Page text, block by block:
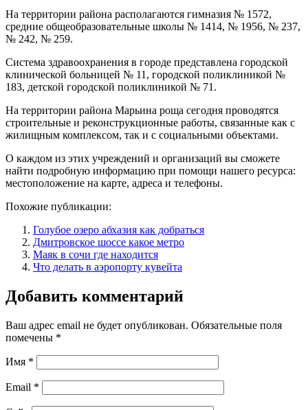
На территории района располагаются гимназия № 1572,
средние общеобразовательные школы № 1414, № 1956, № 237,
№ 242, № 259.
Система здравоохранения в городе представлена городской
клинической больницей № 11, городской поликлиникой №
183, детской городской поликлиникой № 71.
На территории района Марьина роща сегодня проводятся
строительные и реконструкционные работы, связанные как с
жилищным комплексом, так и с социальными объектами.
О каждом из этих учреждений и организаций вы сможете
найти подробную информацию при помощи нашего ресурса:
местоположение на карте, адреса и телефоны.
Похожие публикации:
Голубое озеро абхазия как добраться
Дмитровское шоссе какое метро
Маяк в сочи где находится
Что делать в аэропорту кувейта
Добавить комментарий
Ваш адрес email не будет опубликован. Обязательные поля
помечены *
Имя *
Email *